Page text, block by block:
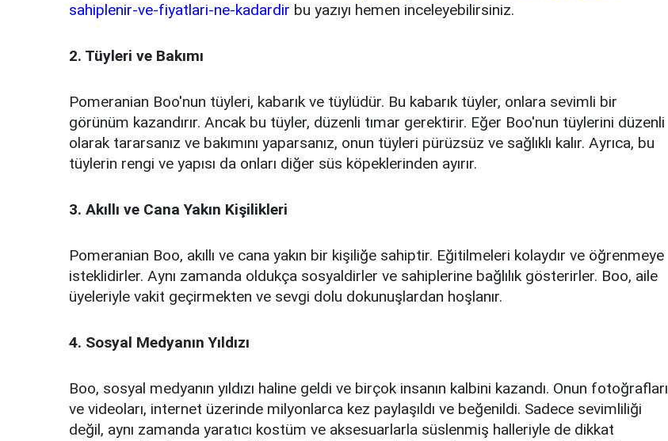
sahiplenir-ve-fiyatlari-ne-kadardir bu yazıyı hemen inceleyebilirsiniz.
2. Tüyleri ve Bakımı
Pomeranian Boo'nun tüyleri, kabarık ve tüylüdür. Bu kabarık tüyler, onlara sevimli bir
görünüm kazandırır. Ancak bu tüyler, düzenli tımar gerektirir. Eğer Boo'nun tüylerini düzenli
olarak tararsanız ve bakımını yaparsanız, onun tüyleri pürüzsüz ve sağlıklı kalır. Ayrıca, bu
tüylerin rengi ve yapısı da onları diğer süs köpeklerinden ayırır.
3. Akıllı ve Cana Yakın Kişilikleri
Pomeranian Boo, akıllı ve cana yakın bir kişiliğe sahiptir. Eğitilmeleri kolaydır ve öğrenmeye
isteklidirler. Aynı zamanda oldukça sosyaldirler ve sahiplerine bağlılık gösterirler. Boo, aile
üyeleriyle vakit geçirmekten ve sevgi dolu dokunuşlardan hoşlanır.
4. Sosyal Medyanın Yıldızı
Boo, sosyal medyanın yıldızı haline geldi ve birçok insanın kalbini kazandı. Onun fotoğrafları
ve videoları, internet üzerinde milyonlarca kez paylaşıldı ve beğenildi. Sadece sevimliliği
değil, aynı zamanda yaratıcı kostüm ve aksesuarlarla süslenmiş halleriyle de dikkat